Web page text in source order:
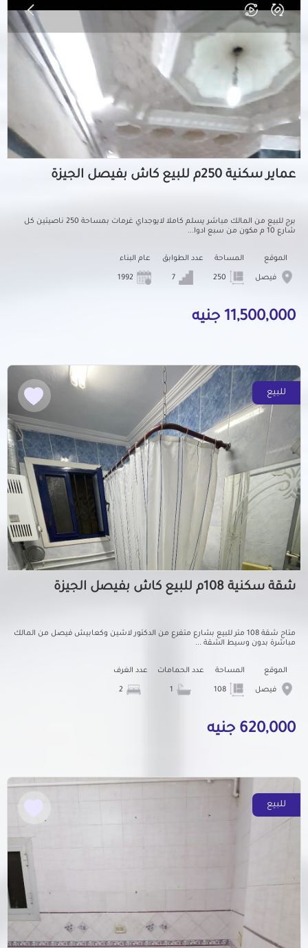
عماير سكنية 250م للبيع كاش بفيصل الجيزة
برج للبيع من المالك مباشر يسلم كاملا لايوجداي غرمات بمساحة 250 ناصيتين كل
شارع 10 م مكون من سبع ادوا...
الموقع
فيصل
المساحة عدد الطوابق
7
عام البناء
11,500,000 جنيه
للبيع
شقة سكنية 108م للبيع كاش بفيصل الجيزة
متاح شقة 108 متر للبيع بشارع متفرع من الدكتور لاشين وكعابيش فيصل من المالك
مباشرة بدون وسيط الشقة ...
الموقع
فيصل
المساحة عدد الحمامات عدد الغرف
620,000 جنيه
للبيع